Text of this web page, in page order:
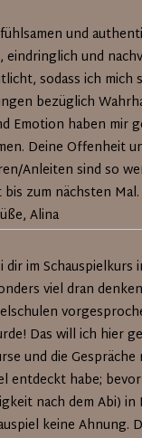
und
eindringlich und
sodass ich mich
bezüglich
Emotion haben mir
Deine Offenheit
Anleiten sind so
zum nächsten
Alina
im Schauspielkurs
viel dran
Das will ich hier
und die
entdeckt habe;
nach dem Abi)
keine Ahnung.